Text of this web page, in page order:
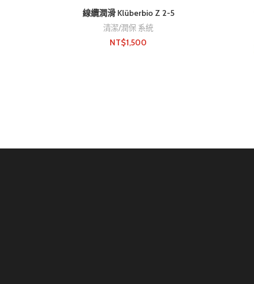
線纜潤滑 Klüberbio Z 2-5
清潔/潤保 系統
NT$1,500